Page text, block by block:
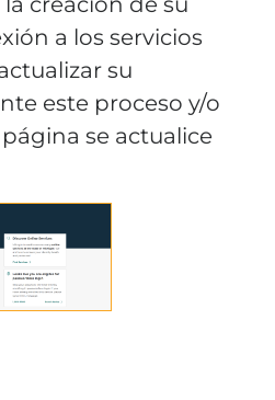
a los servicios
su
este proceso y/o
se actualice